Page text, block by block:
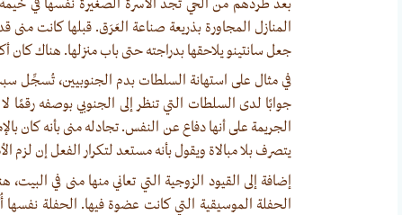
بعد طردهم من الحي تجد الأسرة الصغيرة نفسها في
المنازل المجاورة بذريعة صناعة العَرَق. قبلها كانت منى
جعل سانتينو يلاحقها بدراجته حتى باب منزلها. هناك كان
في مثال على استهانة السلطات بدم الجنوبيين، تُسجِّل
جوابًا لدى السلطات التي تنظر إلى الجنوبي بوصفه رقمًا
الجريمة على أنها دفاع عن النفس. تجادله منى بأنه كان
يتصرف بلا مبالاة ويقول بأنه مستعد لتكرار الفعل إن لزم
إضافة إلى القيود الزوجية التي تعاني منها منى في
الحفلة الموسيقية التي كانت عضوة فيها. الحفلة